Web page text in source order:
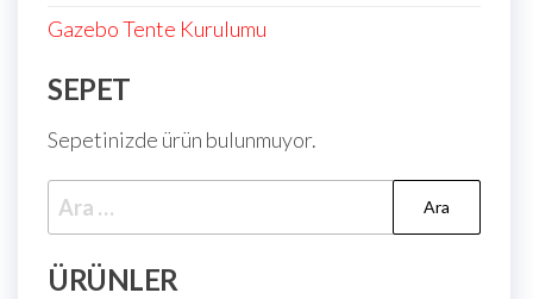
Gazebo Tente Kurulumu
SEPET
Sepetinizde ürün bulunmuyor.
ÜRÜNLER